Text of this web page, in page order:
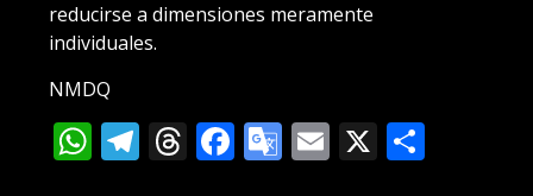
reducirse a dimensiones meramente
individuales.
NMDQ
WhatsApp
Telegram
Threads
Facebook
Google
Email
X